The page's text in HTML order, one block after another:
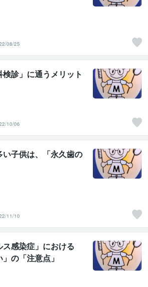
08/25
検診」に通うメリット
10/06
い子供は、「永久歯の
11/10
ス感染症」における
の「注意点」